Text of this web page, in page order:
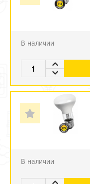
В наличии
В наличии